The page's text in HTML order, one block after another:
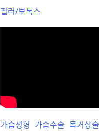
필러/보톡스
가슴성형 가슴수술 목거상술